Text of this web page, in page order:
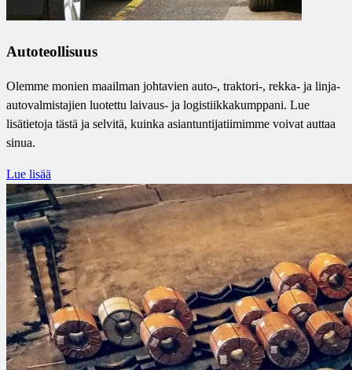
Autoteollisuus
Olemme monien maailman johtavien auto-, traktori-, rekka- ja linja-
autovalmistajien luotettu laivaus- ja logistiikkakumppani. Lue
lisätietoja tästä ja selvitä, kuinka asiantuntijatiimimme voivat auttaa
sinua.
Lue lisää